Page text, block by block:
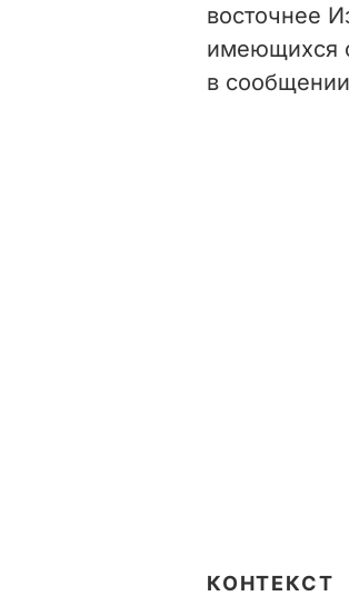
восточнее
имеющихся
в
КОНТЕКСТ